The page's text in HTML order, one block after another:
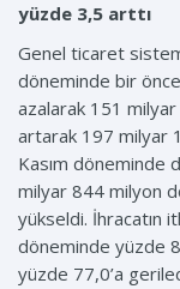
yüzde 3,5 arttı
Genel ticaret
döneminde bir
azalarak 151
artarak 197 milyar
Kasım döneminde
milyar 844 milyon
yükseldi. İhracatın
döneminde yüzde
yüzde 77,0’a